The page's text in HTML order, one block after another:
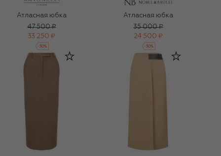
Атласная юбка
47 500 ₽
33 250 ₽
-30%
Атласная юбка
35 000 ₽
24 500 ₽
-30%